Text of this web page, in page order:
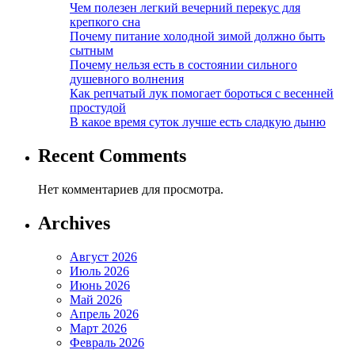
Чем полезен легкий вечерний перекус для
крепкого сна
Почему питание холодной зимой должно быть
сытным
Почему нельзя есть в состоянии сильного
душевного волнения
Как репчатый лук помогает бороться с весенней
простудой
В какое время суток лучше есть сладкую дыню
Recent Comments
Нет комментариев для просмотра.
Archives
Август 2026
Июль 2026
Июнь 2026
Май 2026
Апрель 2026
Март 2026
Февраль 2026